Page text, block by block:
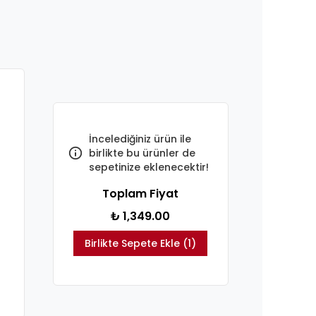
İncelediğiniz ürün ile
birlikte bu ürünler de
sepetinize eklenecektir!
Toplam Fiyat
₺ 1,349.00
Birlikte Sepete Ekle (1)